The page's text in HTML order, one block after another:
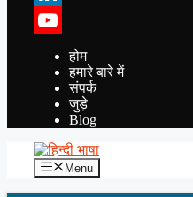
LinkedIn
YouTube
होम
हमारे बारे में
संपर्क
जुड़े
Blog
Menu